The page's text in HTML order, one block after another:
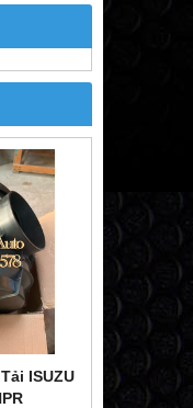
ỐP GIÓ XE TẢI
ISUZU